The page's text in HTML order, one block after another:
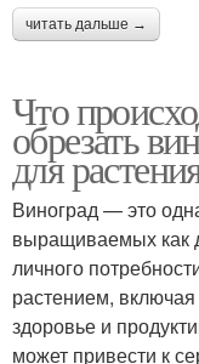
читать дальше →
Что
обрезать
для
Виноград — это
выращиваемых как
личного
растением,
здоровье и
может привести к